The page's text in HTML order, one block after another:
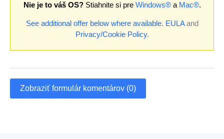
Nie je to váš OS?Stiahnite si pre Windows®a Mac®.
See additional offer below where available. EULAand
Privacy/Cookie Policy.
Zobraziť formulár komentárov (0)